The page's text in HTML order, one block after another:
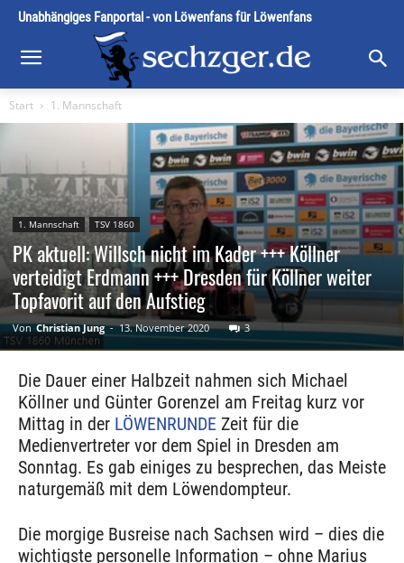
Unabhängiges Fanportal - von Löwenfans für Löwenfans
Start 1. Mannschaft
1. Mannschaft TSV 1860
PK aktuell: Willsch nicht im Kader +++ Köllner
verteidigt Erdmann +++ Dresden für Köllner weiter
Topfavorit auf den Aufstieg
Von Christian Jung - 13. November 2020 3
Die Dauer einer Halbzeit nahmen sich Michael
Köllner und Günter Gorenzel am Freitag kurz vor
Mittag in der LÖWENRUNDE Zeit für die
Medienvertreter vor dem Spiel in Dresden am
Sonntag. Es gab einiges zu besprechen, das Meiste
naturgemäß mit dem Löwendompteur.
Die morgige Busreise nach Sachsen wird – dies die
wichtigste personelle Information – ohne Marius